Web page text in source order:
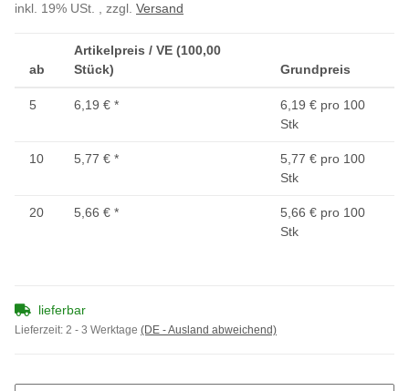
inkl. 19% USt. , zzgl. Versand
ab
Artikelpreis / VE (100,00
Stück)
Grundpreis
5 6,19 € *
6,19 € pro 100
Stk
10 5,77 € *
5,77 € pro 100
Stk
20 5,66 € *
5,66 € pro 100
Stk
lieferbar
Lieferzeit: 2 - 3 Werktage (DE - Ausland abweichend)